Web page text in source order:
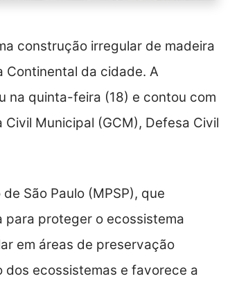
construção irregular de madeira
Continental da cidade. A
na quinta-feira (18) e contou com
Municipal (GCM), Defesa Civil
São Paulo (MPSP), que
proteger o ecossistema
em áreas de preservação
ecossistemas e favorece a